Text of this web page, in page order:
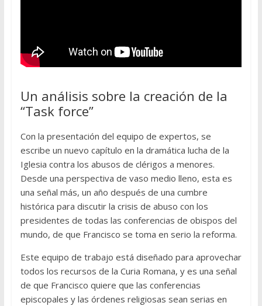
Un análisis sobre la creación de la
“Task force”
Con la presentación del equipo de expertos, se
escribe un nuevo capítulo en la dramática lucha de la
Iglesia contra los abusos de clérigos a menores.
Desde una perspectiva de vaso medio lleno, esta es
una señal más, un año después de una cumbre
histórica para discutir la crisis de abuso con los
presidentes de todas las conferencias de obispos del
mundo, de que Francisco se toma en serio la reforma.
Este equipo de trabajo está diseñado para aprovechar
todos los recursos de la Curia Romana, y es una señal
de que Francisco quiere que las conferencias
episcopales y las órdenes religiosas sean serias en